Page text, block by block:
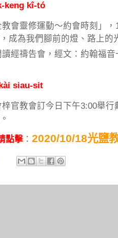
keng kî-tó
會靈修運動～約會時刻」
成為我們腳前的燈、路上的
讀經禱告會，經文：約翰福
siau-sit
官教會訂今日下午3:00舉
點擊 ： 2020/10/18光鹽